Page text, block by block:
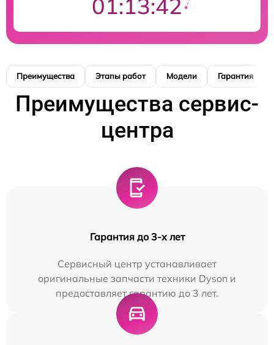
01:13:41
Преимущества Этапы работ Модели Гарантия
Преимущества сервис-
центра
Гарантия до 3-х лет
Сервисный центр устанавливает
оригинальные запчасти техники Dyson и
предоставляет гарантию до 3 лет.